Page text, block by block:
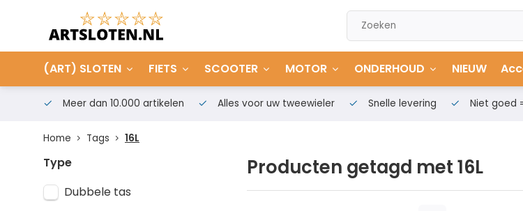
(ART) SLOTEN FIETS SCOOTER MOTOR ONDERHOUD NIEUW
Meer dan 10.000 artikelen Alles voor uw tweewieler Snelle levering Niet goed
Home Tags 16L
Type
Dubbele tas
Producten getagd met 16L